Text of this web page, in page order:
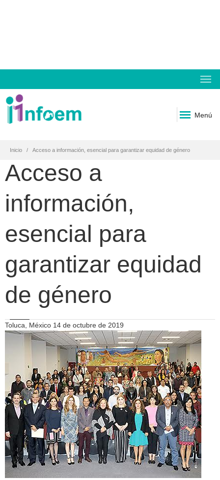
Menú
Inicio Acceso a información, esencial para garantizar equidad de género
Acceso a
información,
esencial para
garantizar equidad
de género
Toluca, México 14 de octubre de 2019